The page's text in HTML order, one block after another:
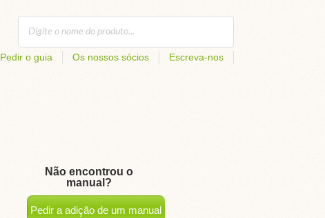
Pedir o guia Os nossos sócios Escreva-nos
Não encontrou o
manual?
Pedir a adição de um manual